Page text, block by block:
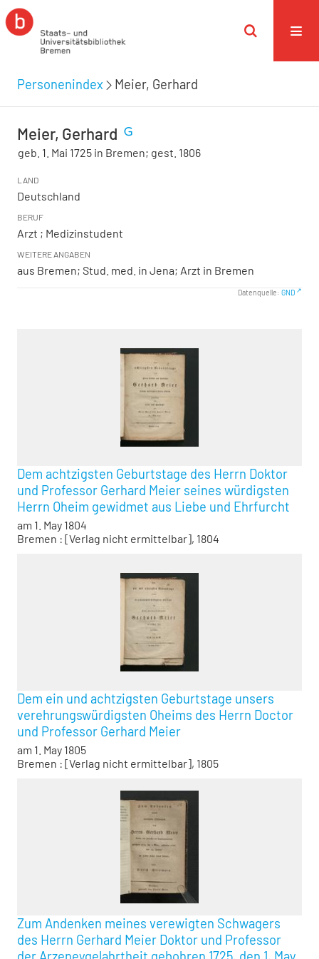
Personenindex Meier, Gerhard
Meier, Gerhard
geb. 1. Mai 1725 in Bremen; gest. 1806
LAND
Deutschland
BERUF
Arzt ; Medizinstudent
WEITERE ANGABEN
aus Bremen; Stud. med. in Jena; Arzt in Bremen
Datenquelle: GND
Dem achtzigsten Geburtstage des Herrn Doktor
und Professor Gerhard Meier seines würdigsten
Herrn Oheim gewidmet aus Liebe und Ehrfurcht
am 1. May 1804
Bremen : [Verlag nicht ermittelbar], 1804
Dem ein und achtzigsten Geburtstage unsers
verehrungswürdigsten Oheims des Herrn Doctor
und Professor Gerhard Meier
am 1. May 1805
Bremen : [Verlag nicht ermittelbar], 1805
Zum Andenken meines verewigten Schwagers
des Herrn Gerhard Meier Doktor und Professor